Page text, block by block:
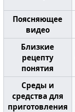
Поясняющее
видео
Близкие
рецепту
понятия
Среды и
средства для
приготовления